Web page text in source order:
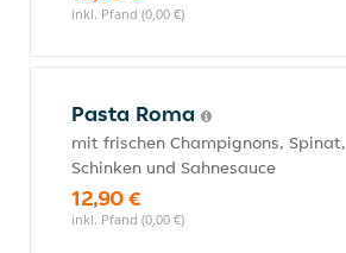
inkl. Pfand (0,00 €)
Pasta Roma
mit frischen Champignons, Spinat,
Schinken und Sahnesauce
12,90 €
inkl. Pfand (0,00 €)